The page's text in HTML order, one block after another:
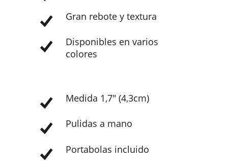
Gran rebote y textura
Disponibles en varios
colores
Medida 1,7" (4,3cm)
Pulidas a mano
Portabolas incluido